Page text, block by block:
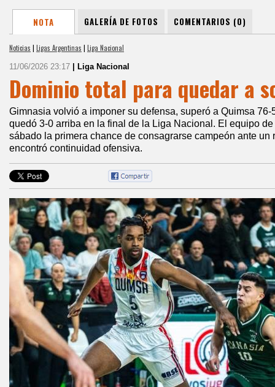
NOTA GALERÍA DE FOTOS COMENTARIOS (0)
Noticias | Ligas Argentinas | Liga Nacional
11/06/2026 23:17 | Liga Nacional
Dominio total para quedar a
Gimnasia volvió a imponer su defensa, superó a Quimsa
quedó 3-0 arriba en la final de la Liga Nacional. El equipo
sábado la primera chance de consagrarse campeón ante un
encontró continuidad ofensiva.